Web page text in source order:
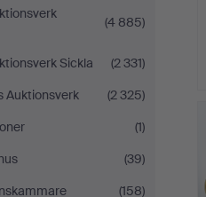
(4 885)
Sickla
(2 331)
Auktionsverk
(2 325)
(1)
(39)
(158)